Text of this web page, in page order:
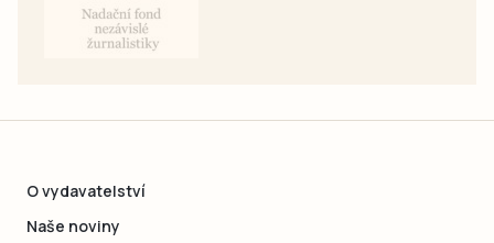
O vydavatelství
Naše noviny